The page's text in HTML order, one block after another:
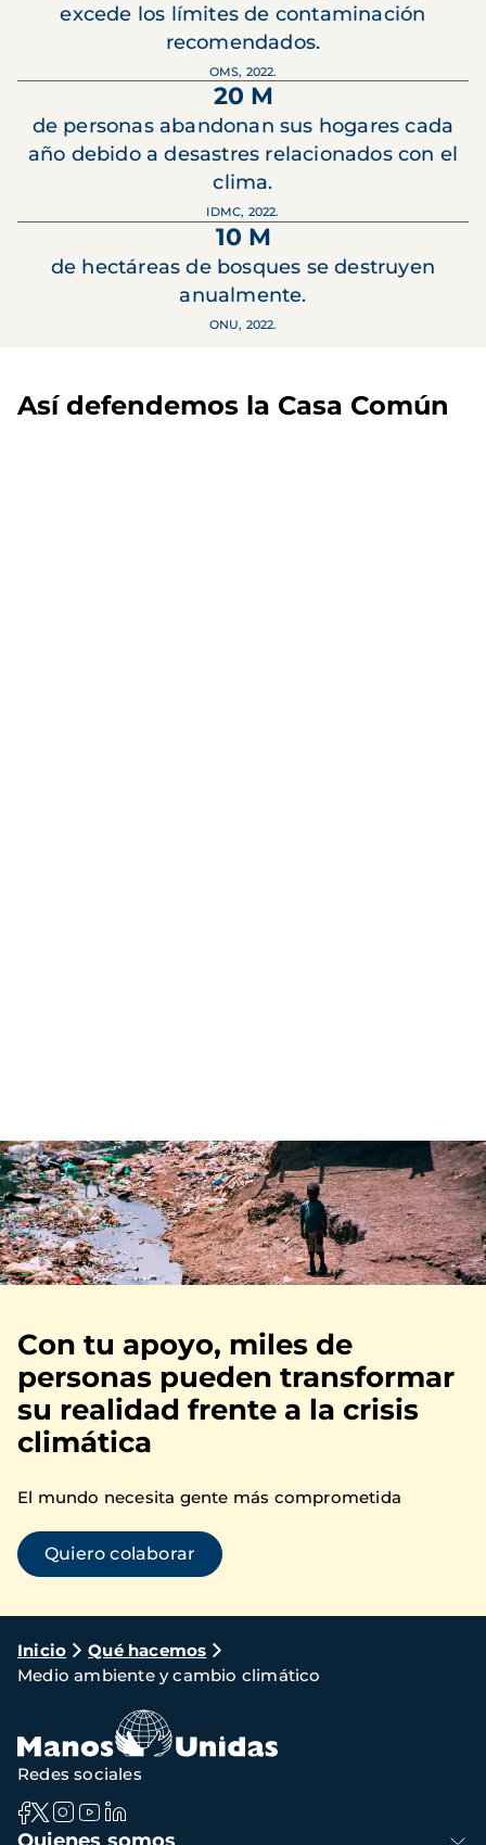
excede los límites de contaminación
recomendados.
OMS, 2022.
20 M
de personas abandonan sus hogares cada
año debido a desastres relacionados con el
clima.
IDMC, 2022.
10 M
de hectáreas de bosques se destruyen
anualmente.
ONU, 2022.
Así defendemos la Casa Común
Imagen
Con tu apoyo, miles de
personas pueden transformar
su realidad frente a la crisis
climática
El mundo necesita gente más comprometida
Quiero colaborar
Ruta
de
navegación
Inicio
Qué hacemos
Medio ambiente y cambio climático
Navegación
Redes sociales